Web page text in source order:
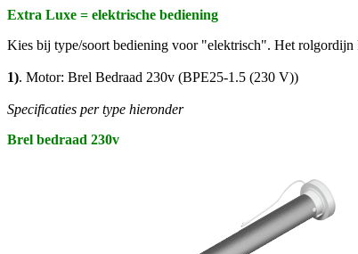
Extra Luxe = elektrische bediening
Kies bij type/soort bediening voor "elektrisch". Het
1). Motor: Brel Bedraad 230v (BPE25-1.5 (230 V))
Specificaties per type hieronder
Brel bedraad 230v